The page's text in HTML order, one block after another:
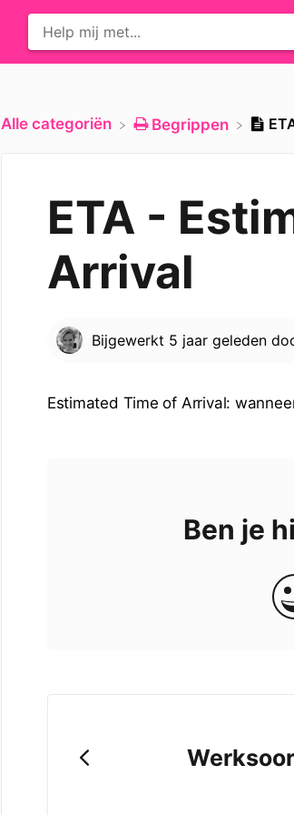
Alle categoriën ​Begrippen
ETA -
Arrival
Bijgewerkt 5 jaar geleden
Estimated Time of Arrival:
Ben je